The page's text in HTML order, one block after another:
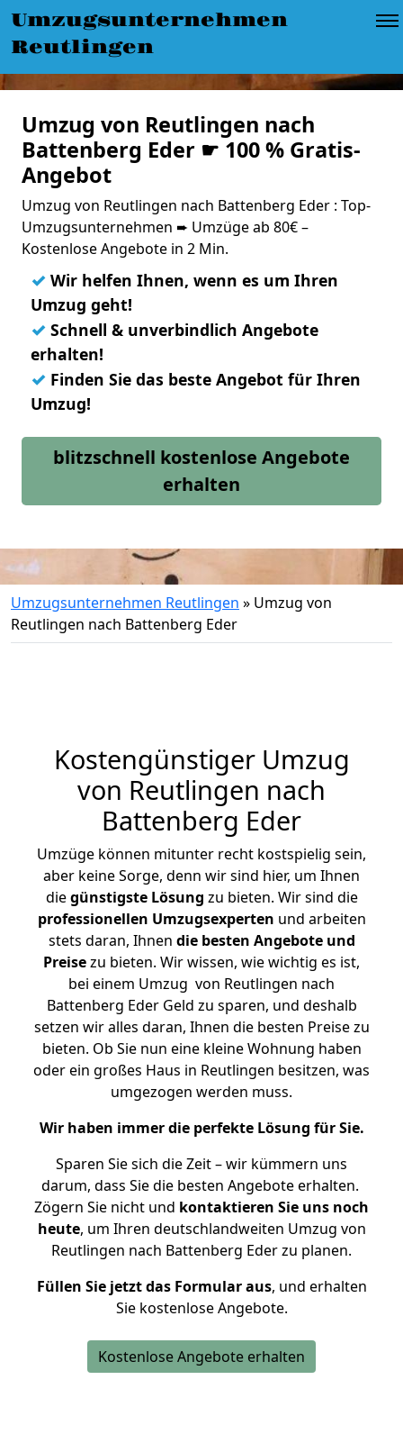
Umzugsunternehmen
Reutlingen
Umzug von Reutlingen nach
Battenberg Eder ☛ 100 % Gratis-
Angebot
Umzug von Reutlingen nach Battenberg Eder : Top-
Umzugsunternehmen ➨ Umzüge ab 80€ –
Kostenlose Angebote in 2 Min.
✓ Wir helfen Ihnen, wenn es um Ihren
Umzug geht!
✓ Schnell & unverbindlich Angebote
erhalten!
✓ Finden Sie das beste Angebot für Ihren
Umzug!
blitzschnell kostenlose Angebote
erhalten
Umzugsunternehmen Reutlingen » Umzug von
Reutlingen nach Battenberg Eder
Kostengünstiger Umzug
von Reutlingen nach
Battenberg Eder
Umzüge können mitunter recht kostspielig sein,
aber keine Sorge, denn wir sind hier, um Ihnen
diegünstigste Lösung zu bieten. Wir sind die
professionellen Umzugsexperten und arbeiten
stets daran, Ihnen die besten Angebote und
Preisezu bieten. Wir wissen, wie wichtig es ist,
bei einem Umzug von Reutlingen nach
Battenberg Eder Geld zu sparen, und deshalb
setzen wir alles daran, Ihnen die besten Preise zu
bieten. Ob Sie nun eine kleine Wohnung haben
oder ein großes Haus in Reutlingen besitzen, was
umgezogen werden muss.
Wir haben immer die perfekte Lösung für Sie.
Sparen Sie sich die Zeit – wir kümmern uns
darum, dass Sie die besten Angebote erhalten.
Zögern Sie nicht und kontaktieren Sie uns noch
heute, um Ihren deutschlandweiten Umzug von
Reutlingen nach Battenberg Eder zu planen.
Füllen Sie jetzt das Formular aus, und erhalten
Sie kostenlose Angebote.
Kostenlose Angebote erhalten